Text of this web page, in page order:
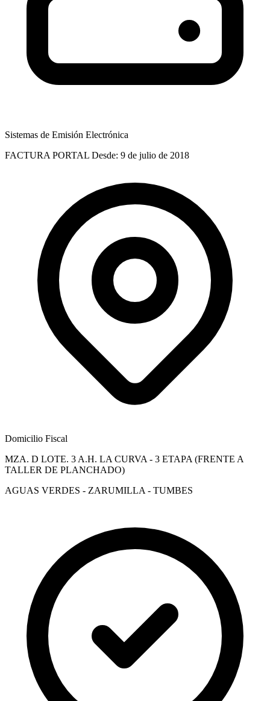
Sistemas de Emisión Electrónica
FACTURA PORTAL Desde: 9 de julio de 2018
Domicilio Fiscal
MZA. D LOTE. 3 A.H. LA CURVA - 3 ETAPA (FRENTE A
TALLER DE PLANCHADO)
AGUAS VERDES - ZARUMILLA - TUMBES